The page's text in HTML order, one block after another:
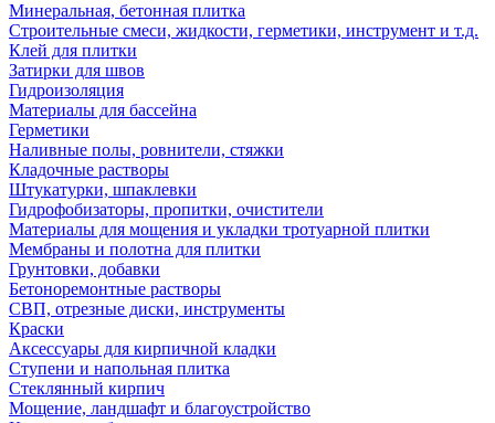
Минеральная, бетонная плитка
Строительные смеси, жидкости, герметики, инструмент и т.д.
Клей для плитки
Затирки для швов
Гидроизоляция
Материалы для бассейна
Герметики
Наливные полы, ровнители, стяжки
Кладочные растворы
Штукатурки, шпаклевки
Гидрофобизаторы, пропитки, очистители
Материалы для мощения и укладки тротуарной плитки
Мембраны и полотна для плитки
Грунтовки, добавки
Бетоноремонтные растворы
СВП, отрезные диски, инструменты
Краски
Аксессуары для кирпичной кладки
Ступени и напольная плитка
Cтеклянный кирпич
Мощение, ландшафт и благоустройство